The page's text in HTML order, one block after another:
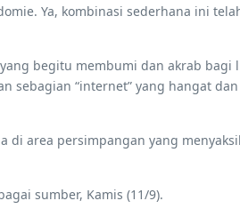
Ya, kombinasi sederhana ini
begitu membumi dan akrab bagi
sebagian “internet” yang hangat
di area persimpangan yang
sumber, Kamis (11/9).